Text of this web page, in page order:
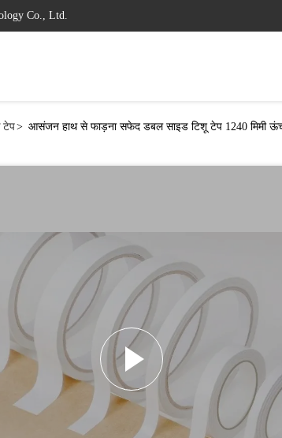
Co., Ltd.
टेप> आसंजन हाथ से फाड़ना सफेद डबल साइड टिशू टेप 1240 मिमी